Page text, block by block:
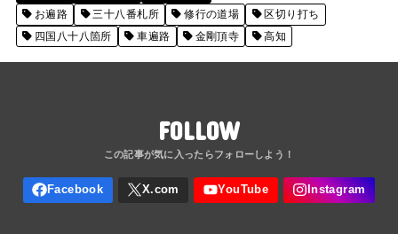
お遍路
三十八番札所 修行の道場
区切り打ち
四国八十八箇所
車遍路 金剛頂寺 高知
FOLLOW